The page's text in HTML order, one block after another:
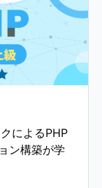
によるPHP
ン構築が学